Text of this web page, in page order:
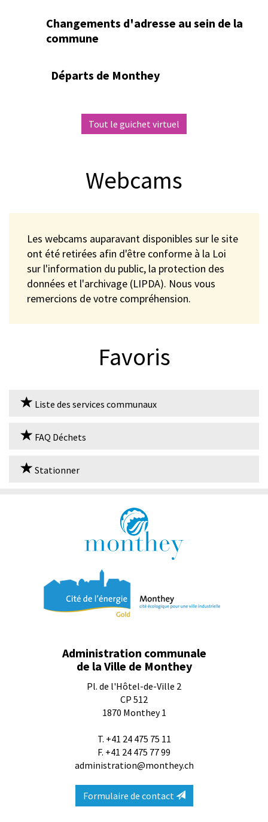
Changements d'adresse au sein de la
commune
Départs de Monthey
Tout le guichet virtuel
Webcams
Les webcams auparavant disponibles sur le site
ont été retirées afin d'être conforme à la Loi
sur l'information du public, la protection des
données et l'archivage (LIPDA). Nous vous
remercions de votre compréhension.
Favoris
Liste des services communaux
FAQ Déchets
Stationner
Administration communale
de la Ville de Monthey
Pl. de l'Hôtel-de-Ville 2
CP 512
1870 Monthey 1
T. +41 24 475 75 11
F. +41 24 475 77 99
administration@monthey.ch
Formulaire de contact